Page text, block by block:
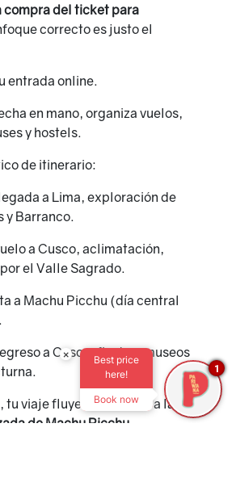
compra del ticket para
correcto es justo el
entrada online.
en mano, organiza vuelos,
y hostels.
de itinerario:
a Lima, exploración de
y Barranco.
a Cusco, aclimatación,
el Valle Sagrado.
a Machu Picchu (día central
a Cusco, fiestas, museos
tu viaje fluye de acuerdo a la
de Machu Picchu.
×
Best price
here!
Book now
1